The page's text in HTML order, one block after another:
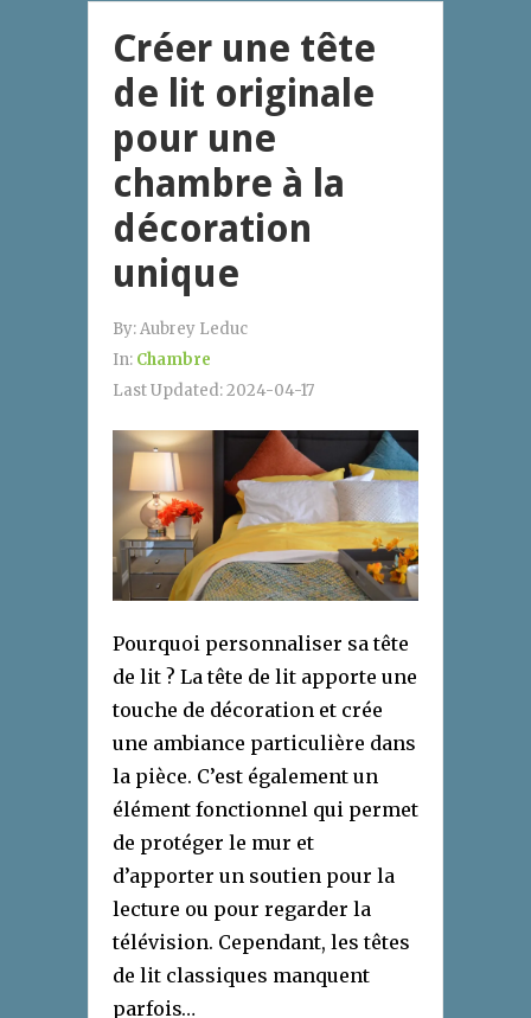
Créer une tête
de lit originale
pour une
chambre à la
décoration
unique
By:Aubrey Leduc
In: Chambre
Last Updated:2024-04-17
Pourquoi personnaliser sa tête
de lit ? La tête de lit apporte une
touche de décoration et crée
une ambiance particulière dans
la pièce. C’est également un
élément fonctionnel qui permet
de protéger le mur et
d’apporter un soutien pour la
lecture ou pour regarder la
télévision. Cependant, les têtes
de lit classiques manquent
parfois…